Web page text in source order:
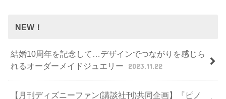
NEW！
結婚10周年を記念して…デザインでつながりを感じら
れるオーダーメイドジュエリー
2023.11.22
【月刊ディズニーファン(講談社刊)共同企画】『ピノ